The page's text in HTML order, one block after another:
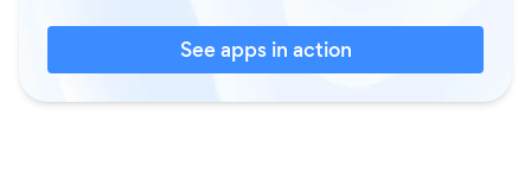
See apps in action